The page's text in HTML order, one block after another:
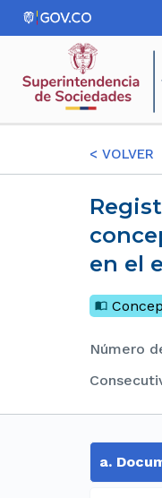
< VOLVER
Registros Contables y Cambiarios por parte de una Sucursal de sociedad extranjera por
en el
Número
a.